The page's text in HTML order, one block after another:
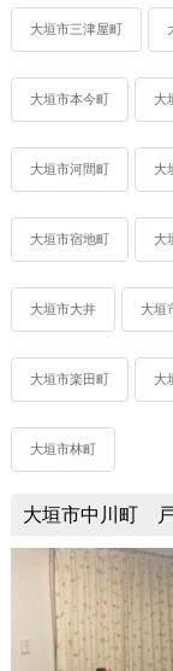
大垣市三津屋町
大垣市本今町 大
大垣市河間町 大
大垣市宿地町 大
大垣市大井 大垣
大垣市楽田町 大
大垣市林町
大垣市中川町